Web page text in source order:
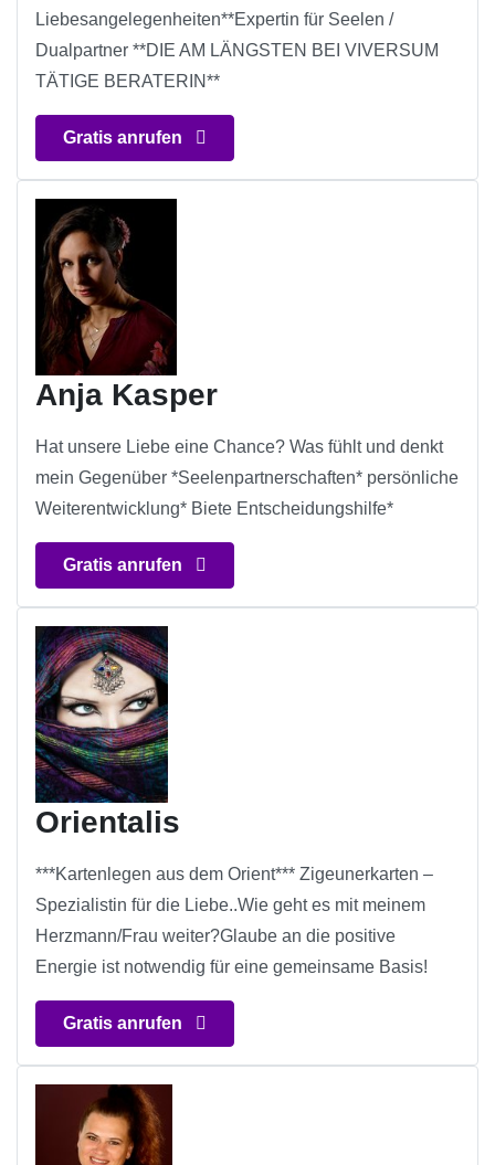
Liebesangelegenheiten**Expertin für Seelen /
Dualpartner **DIE AM LÄNGSTEN BEI VIVERSUM
TÄTIGE BERATERIN**
Gratis anrufen
Anja Kasper
Hat unsere Liebe eine Chance? Was fühlt und denkt
mein Gegenüber *Seelenpartnerschaften* persönliche
Weiterentwicklung* Biete Entscheidungshilfe*
Gratis anrufen
Orientalis
***Kartenlegen aus dem Orient*** Zigeunerkarten –
Spezialistin für die Liebe..Wie geht es mit meinem
Herzmann/Frau weiter?Glaube an die positive
Energie ist notwendig für eine gemeinsame Basis!
Gratis anrufen